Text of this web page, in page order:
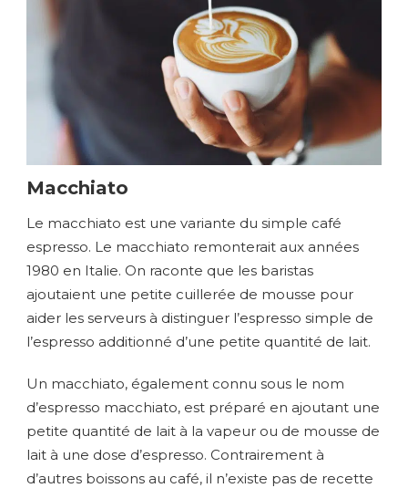
Macchiato
Le macchiato est une variante du simple café
espresso. Le macchiato remonterait aux années
1980 en Italie. On raconte que les baristas
ajoutaient une petite cuillerée de mousse pour
aider les serveurs à distinguer l’espresso simple de
l’espresso additionné d’une petite quantité de lait.
Un macchiato, également connu sous le nom
d’espresso macchiato, est préparé en ajoutant une
petite quantité de lait à la vapeur ou de mousse de
lait à une dose d’espresso. Contrairement à
d’autres boissons au café, il n’existe pas de recette